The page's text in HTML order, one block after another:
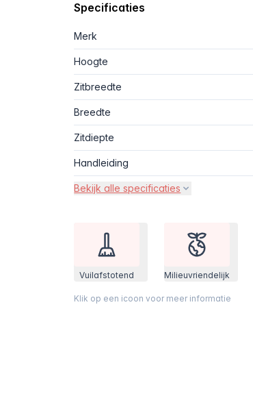
Specificaties
Merk
Hoogte
Zitbreedte
Breedte
Zitdiepte
Handleiding
Bekijk alle specificaties
Vuilafstotend Milieuvriendelijk
Klik op een icoon voor meer informatie